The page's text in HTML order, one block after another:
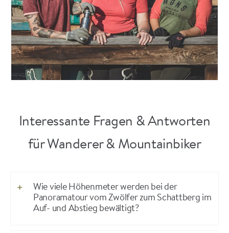
Interessante Fragen & Antworten
für Wanderer & Mountainbiker
Wie viele Höhenmeter werden bei der
Panoramatour vom Zwölfer zum Schattberg im
Auf- und Abstieg bewältigt?